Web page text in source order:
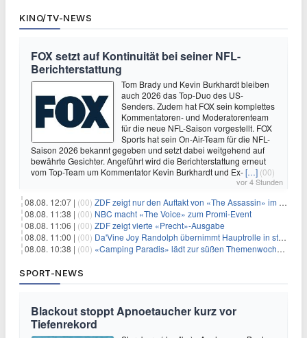
KINO/TV-NEWS
FOX setzt auf Kontinuität bei seiner NFL-
Berichterstattung
Tom Brady und Kevin Burkhardt bleiben
auch 2026 das Top-Duo des US-
Senders. Zudem hat FOX sein komplettes
Kommentatoren- und Moderatorenteam
für die neue NFL-Saison vorgestellt. FOX
Sports hat sein On-Air-Team für die NFL-
Saison 2026 bekannt gegeben und setzt dabei weitgehend auf
bewährte Gesichter. Angeführt wird die Berichterstattung erneut
vom Top-Team um Kommentator Kevin Burkhardt und Ex-[…] (00)
vor 4 Stunden
08.08. 12:07 | (00) ZDF zeigt nur den Auftakt von «The Assassin» im Fernsehen
08.08. 11:38 | (00) NBC macht «The Voice» zum Promi-Event
08.08. 11:06 | (00) ZDF zeigt vierte «Precht»-Ausgabe
08.08. 11:00 | (00) Da'Vine Joy Randolph übernimmt Hauptrolle in starbesetzter schwarzer Komödie
08.08. 10:38 | (00) «Camping Paradis» lädt zur süßen Themenwoche ein
SPORT-NEWS
Blackout stoppt Apnoetaucher kurz vor
Tiefenrekord